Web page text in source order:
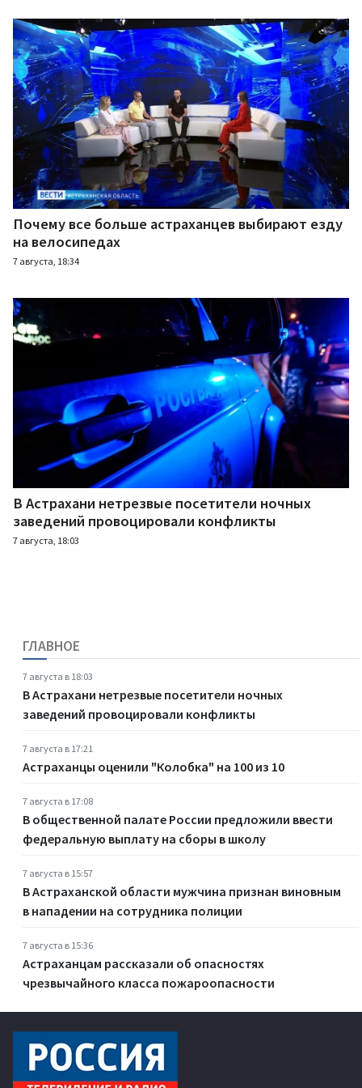
Почему все больше астраханцев выбирают езду
на велосипедах
7 августа, 18:34
В Астрахани нетрезвые посетители ночных
заведений провоцировали конфликты
7 августа, 18:03
ГЛАВНОЕ
7 августа в 18:03
В Астрахани нетрезвые посетители ночных
заведений провоцировали конфликты
7 августа в 17:21
Астраханцы оценили "Колобка" на 100 из 10
7 августа в 17:08
В общественной палате России предложили ввести
федеральную выплату на сборы в школу
7 августа в 15:57
В Астраханской области мужчина признан виновным
в нападении на сотрудника полиции
7 августа в 15:36
Астраханцам рассказали об опасностях
чрезвычайного класса пожароопасности